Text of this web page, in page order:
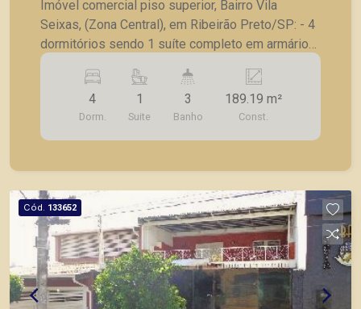
Imóvel comercial piso superior, Bairro Vila
Seixas, (Zona Central), em Ribeirão Preto/SP: - 4
dormitórios sendo 1 suíte completo em armários;
- Sala 2 ambientes; - Banheiro social; - Cozinha
com armário; - Lavanderia; - Banheiro de serviço;
- Sacada.4
Dorm.
1
Suite
3
Banho
189.19 m²
Const.
Cód. 133652